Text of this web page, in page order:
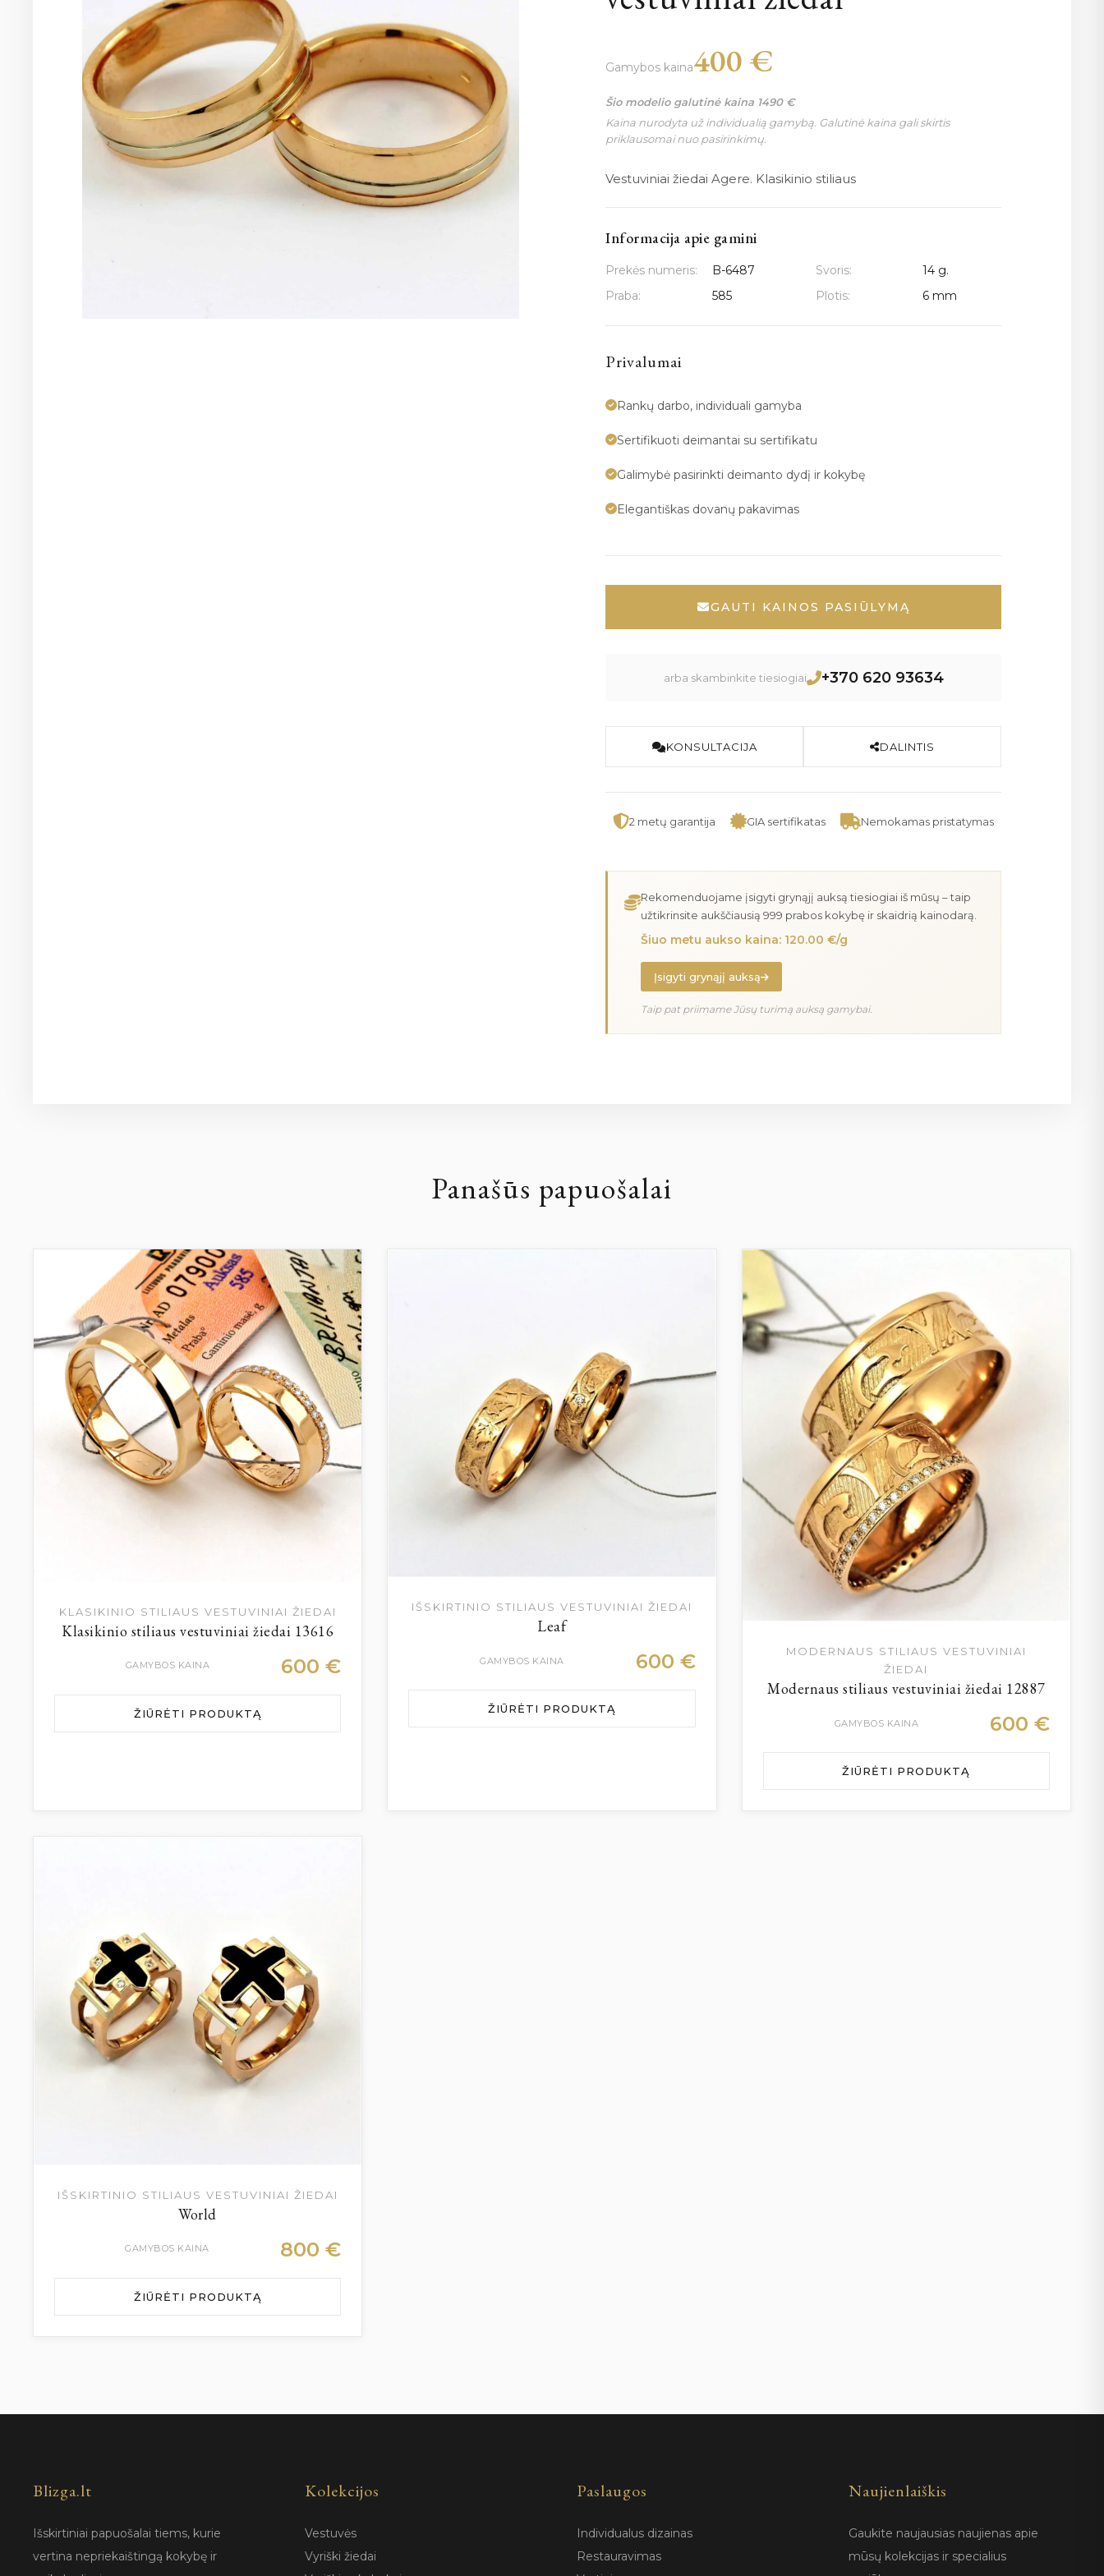
Gamybos kaina400 €
Šio modelio galutinė kaina 1490 €
Kaina nurodyta už individualią gamybą. Galutinė kaina gali skirtis
priklausomai nuo pasirinkimų.
Vestuviniai žiedai Agere. Klasikinio stiliaus
Informacija apie gamini
Prekės numeris: B-6487 Svoris:
14 g.
Praba:
585 Plotis: 6 mm
Privalumai
Rankų darbo, individuali gamyba
Sertifikuoti deimantai su sertifikatu
Galimybė pasirinkti deimanto dydį ir kokybę
Elegantiškas dovanų pakavimas
GAUTI KAINOS PASIŪLYMĄ
arba skambinkite tiesiogiai +370 620 93634
KONSULTACIJA DALINTIS
2 metų garantija GIA sertifikatas Nemokamas pristatymas
Rekomenduojame įsigyti grynąjį auksą tiesiogiai iš mūsų – taip
užtikrinsite aukščiausią 999 prabos kokybę ir skaidrią kainodarą.
Šiuo metu aukso kaina: 120.00 €/g
Įsigyti grynąjį auksą
Taip pat priimame Jūsų turimą auksą gamybai.
Panašūs papuošalai
KLASIKINIO STILIAUS VESTUVINIAI ŽIEDAI
Klasikinio stiliaus vestuviniai žiedai 13616
GAMYBOS KAINA 600€
ŽIŪRĖTI PRODUKTĄ
IŠSKIRTINIO STILIAUS VESTUVINIAI ŽIEDAI
Leaf
GAMYBOS KAINA 600 €
ŽIŪRĖTI PRODUKTĄ
MODERNAUS STILIAUS VESTUVINIAI
ŽIEDAI
Modernaus stiliaus vestuviniai žiedai 12887
GAMYBOS KAINA 600 €
ŽIŪRĖTI PRODUKTĄ
IŠSKIRTINIO STILIAUS VESTUVINIAI ŽIEDAI
World
GAMYBOS KAINA 800€
ŽIŪRĖTI PRODUKTĄ
Blizga.lt
Išskirtiniai papuošalai tiems, kurie
vertina nepriekaištingą kokybę ir
Kolekcijos
Vestuvės
Vyriški žiedai
Paslaugos
Individualus dizainas
Restauravimas
Naujienlaiškis
Gaukite naujausias naujienas apie
mūsų kolekcijas ir specialius